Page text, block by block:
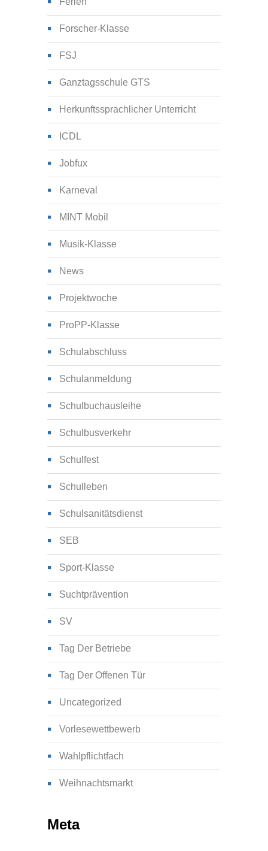
Forscher-Klasse
FSJ
Ganztagsschule GTS
Herkunftssprachlicher Unterricht
ICDL
Jobfux
Karneval
MINT Mobil
Musik-Klasse
News
Projektwoche
ProPP-Klasse
Schulabschluss
Schulanmeldung
Schulbuchausleihe
Schulbusverkehr
Schulfest
Schulleben
Schulsanitätsdienst
SEB
Sport-Klasse
Suchtprävention
SV
Tag Der Betriebe
Tag Der Offenen Tür
Uncategorized
Vorlesewettbewerb
Wahlpflichtfach
Weihnachtsmarkt
Meta